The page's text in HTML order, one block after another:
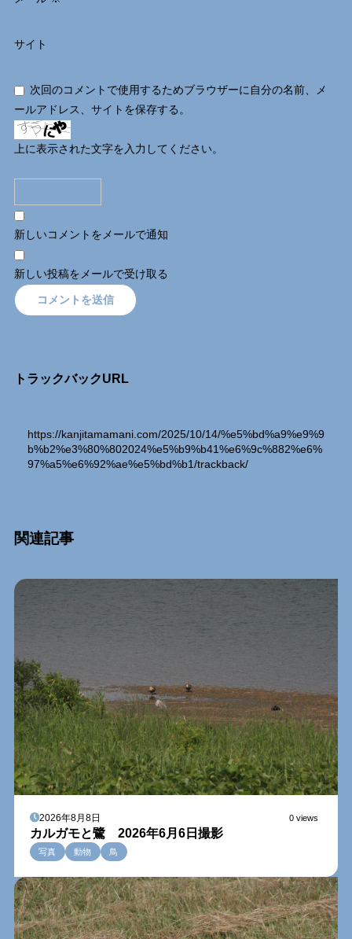
サイト
次回のコメントで使用するためブラウザーに自分の名前、メ
ールアドレス、サイトを保存する。
上に表示された文字を入力してください。
新しいコメントをメールで通知
新しい投稿をメールで受け取る
トラックバックURL
https://kanjitamamani.com/2025/10/14/%e5%bd%a9%e9%9
b%b2%e3%80%802024%e5%b9%b41%e6%9c%882%e6%
97%a5%e6%92%ae%e5%bd%b1/trackback/
関連記事Relation Entry
2026年8月8日 0 views
カルガモと鷺 2026年6月6日撮影
写真 動物 鳥